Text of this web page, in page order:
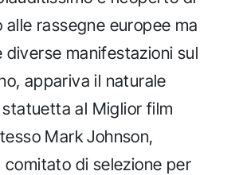
alle rassegne europee ma
diverse manifestazioni sul
appariva il naturale
al Miglior film
Mark Johnson,
di selezione per